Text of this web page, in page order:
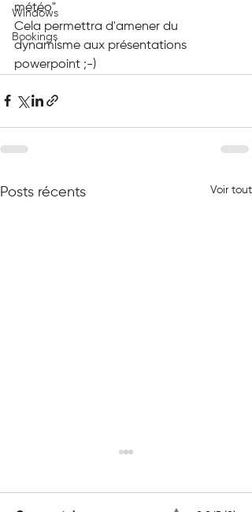
Windows
Bookings
météo"
Cela permettra d'amener du
dynamisme aux présentations
powerpoint ;-)
Posts récents Voir tout